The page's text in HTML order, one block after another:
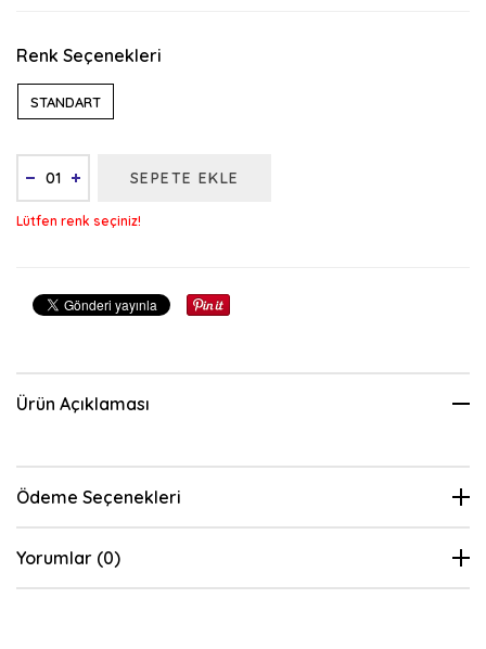
Renk Seçenekleri
STANDART
SEPETE EKLE
Lütfen renk seçiniz!
Ürün Açıklaması
Ödeme Seçenekleri
Yorumlar (0)